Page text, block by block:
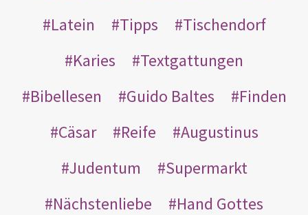
Latein
Tipps
Tischendorf
Karies
Textgattungen
Bibellesen
Guido Baltes
Finden
Cäsar
Reife
Augustinus
Judentum
Supermarkt
Nächstenliebe
Hand Gottes